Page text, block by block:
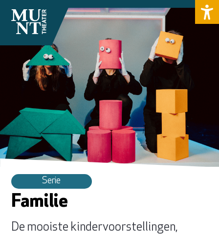
Serie
Familie
De mooiste kindervoorstellingen,